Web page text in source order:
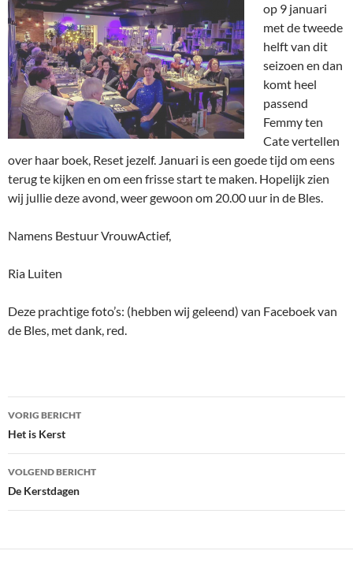
op 9 januari
met de tweede
helft van dit
seizoen en dan
komt heel
passend
Femmy ten
Cate vertellen
over haar boek, Reset jezelf. Januari is een goede tijd om eens
terug te kijken en om een frisse start te maken. Hopelijk zien
wij jullie deze avond, weer gewoon om 20.00 uur in de Bles.
Namens Bestuur VrouwActief,
Ria Luiten
Deze prachtige foto’s: (hebben wij geleend) van Faceboek van
de Bles, met dank, red.
Bericht
navigatie
VORIG BERICHT
Het is Kerst
VOLGEND BERICHT
De Kerstdagen